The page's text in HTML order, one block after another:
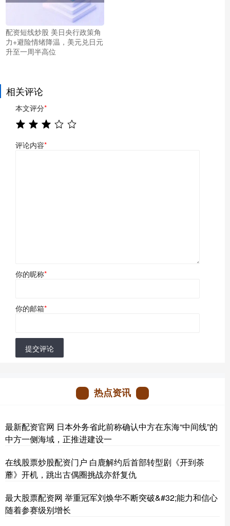
配资短线炒股 美日央行政策角
力+避险情绪降温，美元兑日元
升至一周半高位
相关评论
本文评分*
评论内容*
你的昵称*
你的邮箱*
提交评论
热点资讯
最新配资官网 日本外务省此前称确认中方在东海“中间线”的
中方一侧海域，正推进建设一
在线股票炒股配资门户 白鹿解约后首部转型剧《开到荼
蘼》开机，跳出古偶圈挑战亦舒复仇
最大股票配资网 举重冠军刘焕华不断突破&#32;能力和信心
随着参赛级别增长